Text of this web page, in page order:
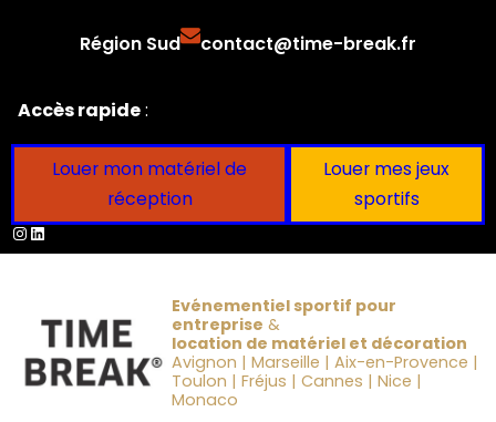
Région Sud contact@time-break.fr
Accès rapide:
Louer mon matériel de
réception
Louer mes jeux
sportifs
Instagram
LinkedIn
Evénementiel sportif pour
entreprise &
location de matériel et décoration
Avignon | Marseille | Aix-en-Provence |
Toulon | Fréjus | Cannes | Nice |
Monaco